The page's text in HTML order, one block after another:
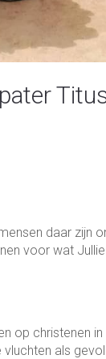
daar zijn
voor wat
op christenen
als